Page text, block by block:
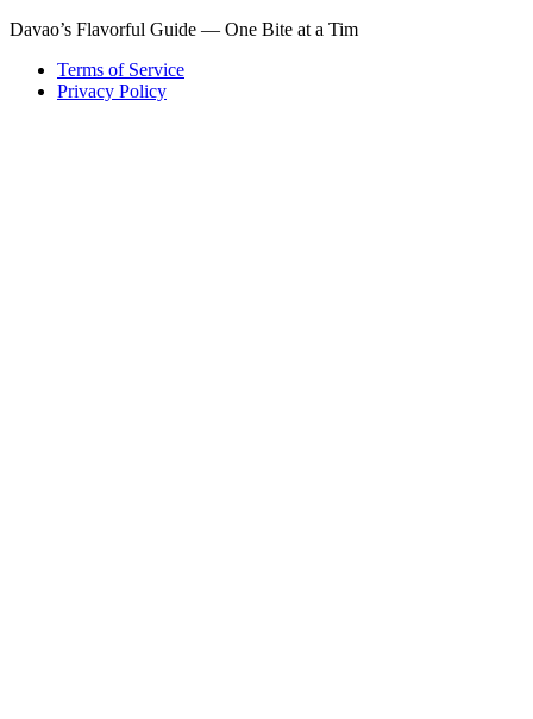
Davao’s Flavorful Guide — One Bite at a Tim
Menu
Terms of Service
Privacy Policy